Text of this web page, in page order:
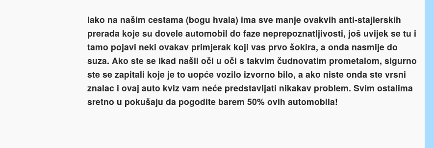
Iako na našim cestama (bogu hvala) ima sve manje ovakvih anti-stajlerskih
prerada koje su dovele automobil do faze neprepoznatljivosti, još uvijek se tu i
tamo pojavi neki ovakav primjerak koji vas prvo šokira, a onda nasmije do
suza. Ako ste se ikad našli oči u oči s takvim čudnovatim prometalom, sigurno
ste se zapitali koje je to uopće vozilo izvorno bilo, a ako niste onda ste vrsni
znalac i ovaj auto kviz vam neće predstavljati nikakav problem. Svim ostalima
sretno u pokušaju da pogodite barem 50% ovih automobila!